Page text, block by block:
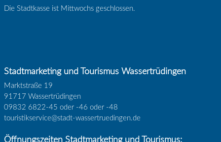
Die Stadtkasse ist Mittwochs geschlossen.
Stadtmarketing und Tourismus Wassertrüdingen
Marktstraße 19
91717 Wassertrüdingen
09832 6822-45 oder -46 oder -48
touristikservice@stadt-wassertruedingen.de
Öffnungszeiten Stadtmarketing und Tourismus: